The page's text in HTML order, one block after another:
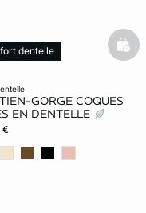
GORGE COQUES
EN DENTELLE
€
dentelle